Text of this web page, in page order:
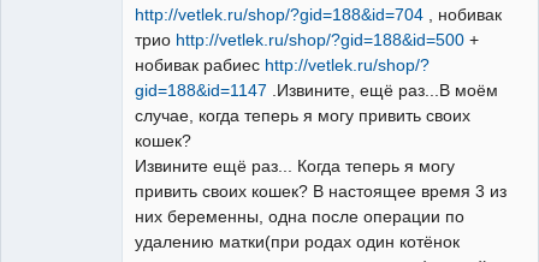
http://vetlek.ru/shop/?gid=188&id=704 , нобивак
трио http://vetlek.ru/shop/?gid=188&id=500 +
нобивак рабиес http://vetlek.ru/shop/?
gid=188&id=1147 .Извините, ещё раз...В моём
случае, когда теперь я могу привить своих
кошек?
Извините ещё раз... Когда теперь я могу
привить своих кошек? В настоящее время 3 из
них беременны, одна после операции по
удалению матки(при родах один котёнок